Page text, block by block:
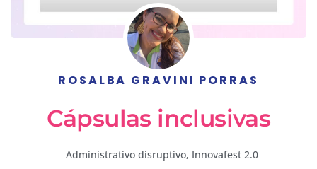
ROSALBA GRAVINI PORRAS
Cápsulas inclusivas
Administrativo disruptivo, Innovafest 2.0